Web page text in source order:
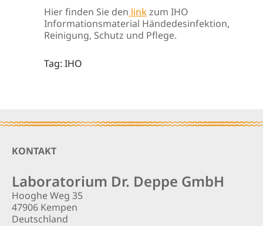
Hier finden Sie den linkzum IHO
Informationsmaterial Händedesinfektion,
Reinigung, Schutz und Pflege.
Tag: IHO
Footer
KONTAKT
Laboratorium Dr. Deppe GmbH
Hooghe Weg 35
47906 Kempen
Deutschland